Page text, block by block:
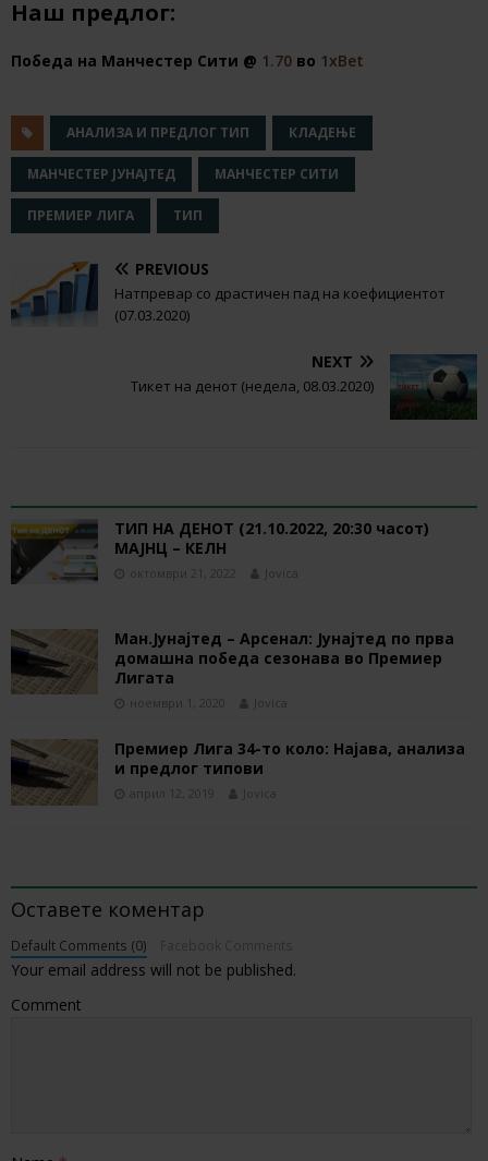
Наш предлог:
Победа на Манчестер Сити @ 1.70 во 1хBet
АНАЛИЗА И ПРЕДЛОГ ТИП КЛАДЕЊЕ
МАНЧЕСТЕР ЈУНАЈТЕД МАНЧЕСТЕР СИТИ
ПРЕМИЕР ЛИГА ТИП
PREVIOUS
Натпревар со драстичен пад на коефициентот
(07.03.2020)
NEXT
Тикет на денот (недела, 08.03.2020)
ТИП НА ДЕНОТ (21.10.2022, 20:30 часот)
МАЈНЦ – КЕЛН
октомври 21, 2022 Jovica
Ман.Јунајтед – Арсенал: Јунајтед по прва
домашна победа сезонава во Премиер
Лигата
ноември 1, 2020 Jovica
Премиер Лига 34-то коло: Најава, анализа
и предлог типови
април 12, 2019 Jovica
Оставете коментар
Default Comments (0)
Your email address will not be published.
Comment